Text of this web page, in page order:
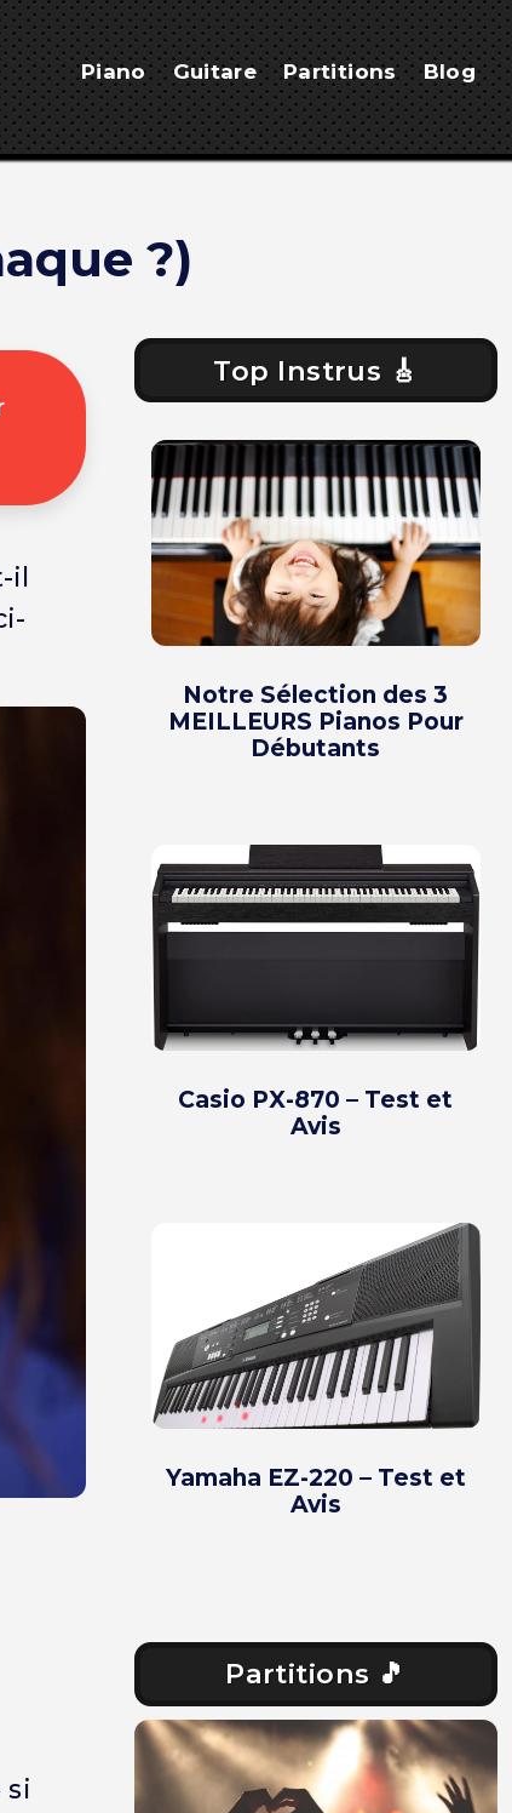
Piano Guitare Partitions Blog
?)
il
si
Top Instrus 🎸
Notre Sélection des 3
MEILLEURS Pianos Pour
Débutants
Casio PX-870 – Test et
Avis
Yamaha EZ-220 – Test et
Avis
Partitions 🎵